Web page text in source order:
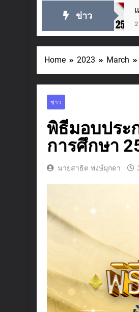
ข่าว
แผนปฏิบัติราชกา
Home 2023 March
ข่าว
พิธีมอบประ
การศึกษา
นายสาธิต พงษ์มุกดา